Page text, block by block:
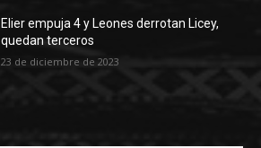
Elier empuja 4 y Leones derrotan Licey,
quedan terceros
23 de diciembre de 2023